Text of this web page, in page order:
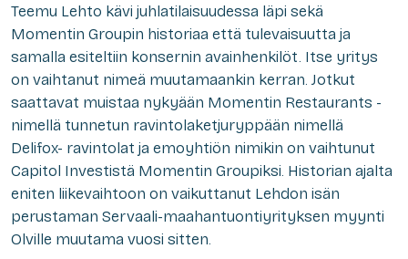
Teemu Lehto kävi juhlatilaisuudessa läpi sekä
Momentin Groupin historiaa että tulevaisuutta ja
samalla esiteltiin konsernin avainhenkilöt. Itse yritys
on vaihtanut nimeä muutamaankin kerran. Jotkut
saattavat muistaa nykyään Momentin Restaurants -
nimellä tunnetun ravintolaketjuryppään nimellä
Delifox- ravintolat ja emoyhtiön nimikin on vaihtunut
Capitol Investistä Momentin Groupiksi. Historian ajalta
eniten liikevaihtoon on vaikuttanut Lehdon isän
perustaman Servaali-maahantuontiyrityksen myynti
Olville muutama vuosi sitten.